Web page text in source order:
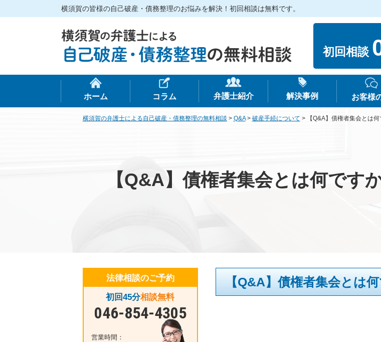
横須賀の皆様の自己破産・債務整理のお悩みを解決！初回相談は無料です。
初回相談
ホーム コラム 弁護士紹介 解決事例 お客様
横須賀の弁護士による自己破産・債務整理の無料相談 > Q&A> 破産手続について > 【Q&A】債権者集会とは
【Q&A】債権者集会とは何です
法律相談のご予約
初回45分相談無料
046-854-4305
営業時間：
【Q&A】債権者集会とは